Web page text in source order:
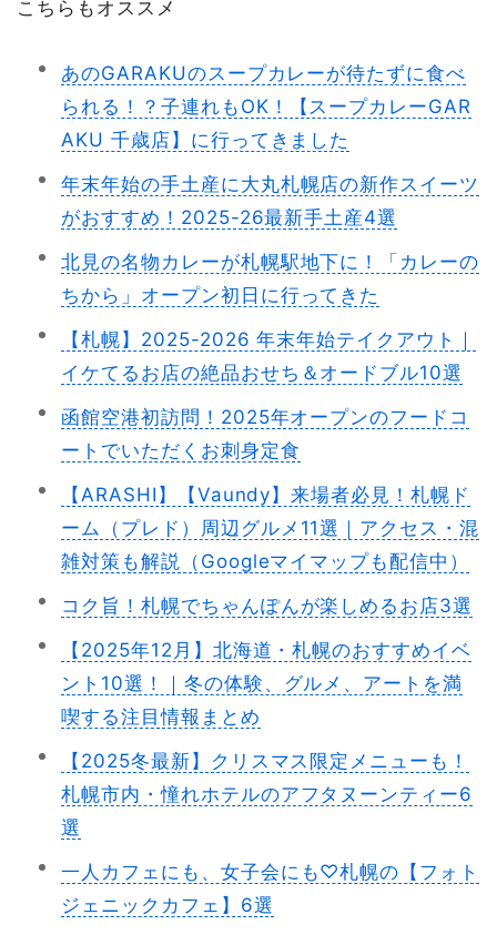
こちらもオススメ
あのGARAKUのスープカレーが待たずに食べ
られる！？子連れもOK！【スープカレーGAR
AKU 千歳店】に行ってきました
年末年始の手土産に大丸札幌店の新作スイーツ
がおすすめ！2025-26最新手土産4選
北見の名物カレーが札幌駅地下に！「カレーの
ちから」オープン初日に行ってきた
【札幌】2025-2026 年末年始テイクアウト｜
イケてるお店の絶品おせち＆オードブル10選
函館空港初訪問！2025年オープンのフードコ
ートでいただくお刺身定食
【ARASHI】【Vaundy】来場者必見！札幌ド
ーム（プレド）周辺グルメ11選｜アクセス・混
雑対策も解説（Googleマイマップも配信中）
コク旨！札幌でちゃんぽんが楽しめるお店3選
【2025年12月】北海道・札幌のおすすめイベ
ント10選！｜冬の体験、グルメ、アートを満
喫する注目情報まとめ
【2025冬最新】クリスマス限定メニューも！
札幌市内・憧れホテルのアフタヌーンティー6
選
一人カフェにも、女子会にも♡札幌の【フォト
ジェニックカフェ】6選